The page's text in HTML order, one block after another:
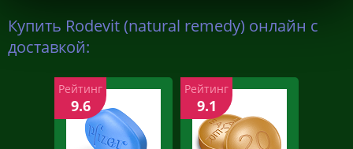
Купить Rodevit (natural remedy) онлайн с
доставкой:
Рейтинг
9.6
Рейтинг
9.1